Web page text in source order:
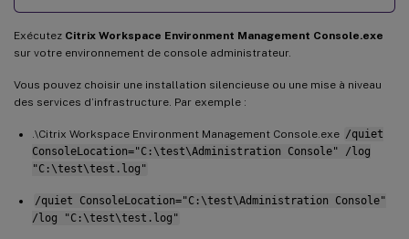
Exécutez Citrix Workspace Environment Management Console.exe
sur votre environnement de console administrateur.
Vous pouvez choisir une installation silencieuse ou une mise à niveau
des services d’infrastructure. Par exemple :
.\Citrix Workspace Environment Management Console.exe /quiet
ConsoleLocation="C:\test\Administration Console" /log
"C:\test\test.log"
/quiet ConsoleLocation="C:\test\Administration Console"
/log "C:\test\test.log"